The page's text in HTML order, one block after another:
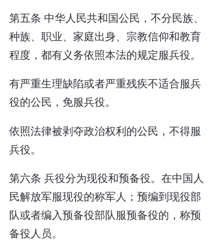
第五条 中华人民共和国公民，不分民族、
种族、职业、家庭出身、宗教信仰和教育
程度，都有义务依照本法的规定服兵役。
有严重生理缺陷或者严重残疾不适合服兵
役的公民，免服兵役。
依照法律被剥夺政治权利的公民，不得服
兵役。
第六条 兵役分为现役和预备役。在中国人
民解放军服现役的称军人；预编到现役部
队或者编入预备役部队服预备役的，称预
备役人员。